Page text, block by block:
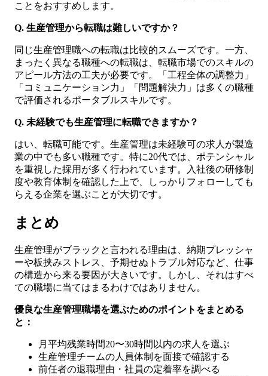
ことをおすすめします。
Q. 生産管理から転職は難しいですか？
同じ生産管理職への転職は比較的スムーズです。一方、
まったく異なる職種への転職は、転職市場でのスキルの
アピール方法の工夫が必要です。「工程全体の調整力」
「コミュニケーション力」「問題解決力」は多くの職種
で評価されるポータブルスキルです。
Q. 未経験でも生産管理に転職できますか？
はい、転職可能です。生産管理は未経験可の求人が製造
業の中でも多い職種です。特に20代では、ポテンシャル
を重視した採用が多く行われています。入社後の研修制
度や教育体制を確認した上で、しっかりフォローしても
らえる企業を選ぶことが大切です。
まとめ
生産管理がブラックと言われる理由は、納期プレッシャ
ーや板挟みストレス、予期せぬトラブル対応など、仕事
の構造から来る要因が大きいです。しかし、それはすべ
ての職場に当てはまるわけではありません。
優良な生産管理職場を選ぶためのポイントをまとめる
と：
月平均残業時間20〜30時間以内の求人を選ぶ
生産管理チームの人員体制を面接で確認する
前任者の退職理由・社員の定着率を調べる